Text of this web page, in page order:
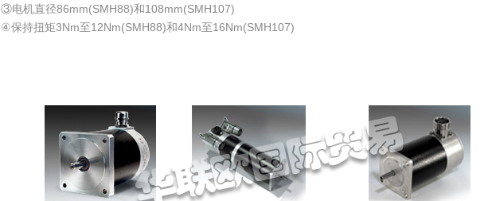
③电机直径86mm(SMH88)和108mm(SMH107)
④保持扭矩3Nm至12Nm(SMH88)和4Nm至16Nm(SMH107)